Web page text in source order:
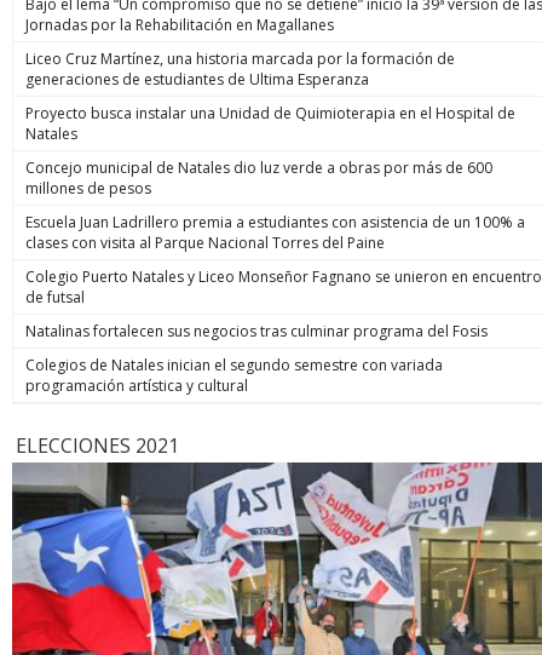
Bajo el lema “Un compromiso que no se detiene” inició la 39ª version de las
Jornadas por la Rehabilitación en Magallanes
Liceo Cruz Martínez, una historia marcada por la formación de
generaciones de estudiantes de Ultima Esperanza
Proyecto busca instalar una Unidad de Quimioterapia en el Hospital de
Natales
Concejo municipal de Natales dio luz verde a obras por más de 600
millones de pesos
Escuela Juan Ladrillero premia a estudiantes con asistencia de un 100% a
clases con visita al Parque Nacional Torres del Paine
Colegio Puerto Natales y Liceo Monseñor Fagnano se unieron en encuentro
de futsal
Natalinas fortalecen sus negocios tras culminar programa del Fosis
Colegios de Natales inician el segundo semestre con variada
programación artística y cultural
ELECCIONES 2021